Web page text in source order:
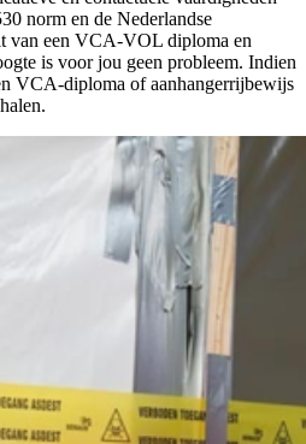
norm en de Nederlandse
van een VCA-VOL diploma en
is voor jou geen probleem. Indien
VCA-diploma of aanhangerrijbewijs